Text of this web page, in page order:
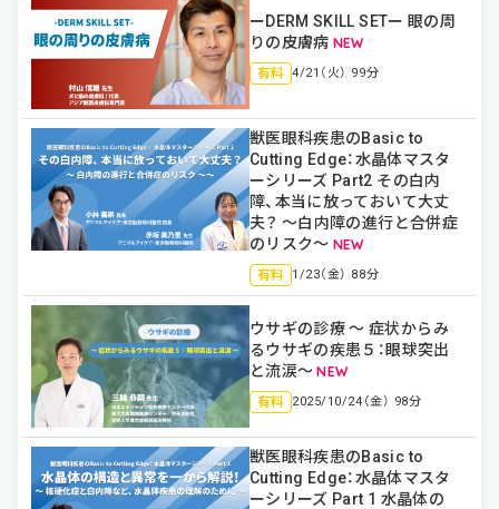
ーDERM SKILL SETー 眼の周
りの皮膚病
有料 4/21（火） 99分
獣医眼科疾患のBasic to
Cutting Edge：水晶体マスタ
ーシリーズ Part2 その白内
障、本当に放っておいて大丈
夫？ 〜白内障の進行と合併症
のリスク〜
有料 1/23（金） 88分
ウサギの診療 ～ 症状からみ
るウサギの疾患５：眼球突出
と流涙～
有料 2025/10/24（金） 98分
獣医眼科疾患のBasic to
Cutting Edge：水晶体マスタ
ーシリーズ Part 1 水晶体の